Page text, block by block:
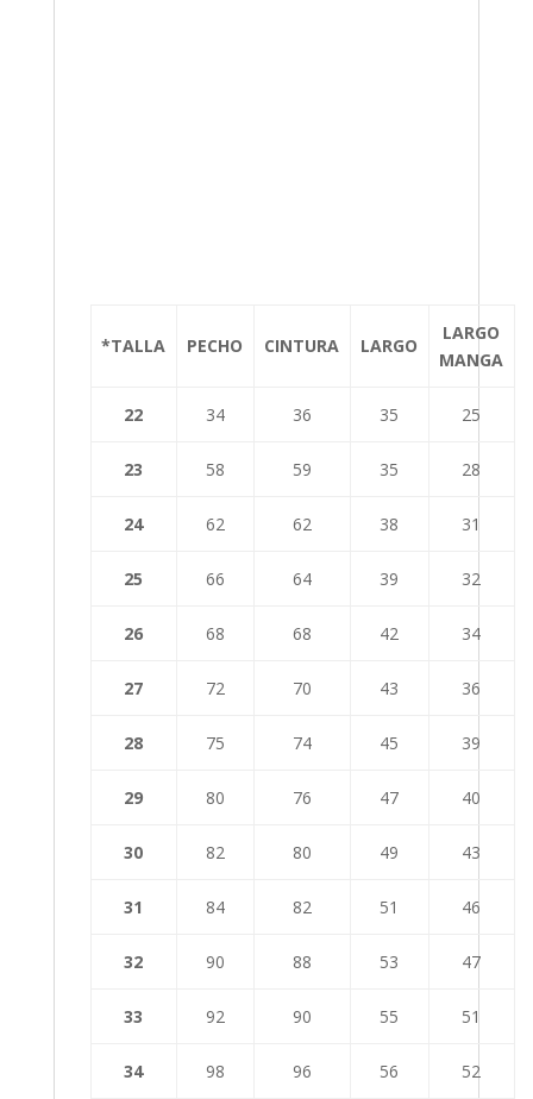
*TALLA PECHO CINTURA LARGO
LARGO
MANGA
22 34 36 35 25
23 58 59 35 28
24 62 62 38 31
25 66 64 39 32
26 68 68 42 34
27 72 70 43 36
28 75 74 45 39
29 80 76 47 40
30 82 80 49 43
31 84 82 51 46
32 90 88 53 47
33 92 90 55 51
34 98 96 56 52